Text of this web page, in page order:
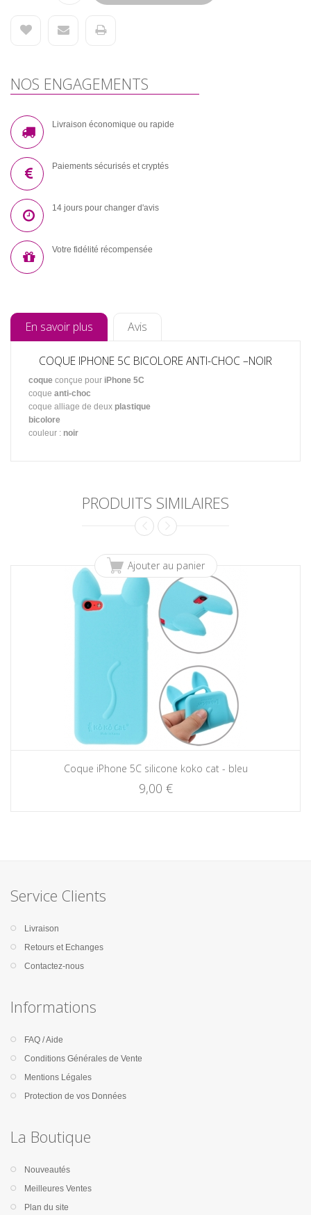
NOS ENGAGEMENTS
Livraison économique ou rapide
Paiements sécurisés et cryptés
14 jours pour changer d'avis
Votre fidélité récompensée
En savoir plus Avis
COQUE IPHONE 5C BICOLORE ANTI-CHOC –NOIR
coque conçue pour iPhone 5C
coque anti-choc
coque alliage de deux plastique
bicolore
couleur : noir
PRODUITS SIMILAIRES
Ajouter au panier
Coque iPhone 5C silicone koko cat - bleu
9,00 €
Service Clients
Livraison
Retours et Echanges
Contactez-nous
Informations
FAQ / Aide
Conditions Générales de Vente
Mentions Légales
Protection de vos Données
La Boutique
Nouveautés
Meilleures Ventes
Plan du site